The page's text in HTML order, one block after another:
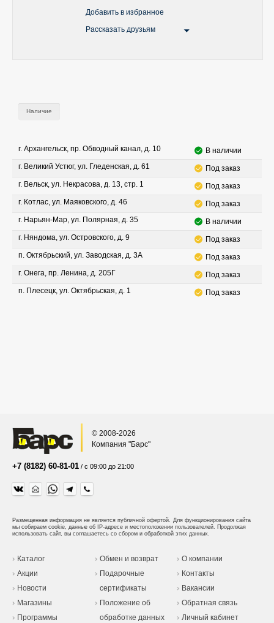
Добавить в избранное
Рассказать друзьям
Наличие
г. Архангельск, пр. Обводный канал, д. 10
В наличии
г. Великий Устюг, ул. Гледенская, д. 61
Под заказ
г. Вельск, ул. Некрасова, д. 13, стр. 1
Под заказ
г. Котлас, ул. Маяковского, д. 46
Под заказ
г. Нарьян-Мар, ул. Полярная, д. 35
В наличии
г. Няндома, ул. Островского, д. 9
Под заказ
п. Октябрьский, ул. Заводская, д. 3А
Под заказ
г. Онега, пр. Ленина, д. 205Г
Под заказ
п. Плесецк, ул. Октябрьская, д. 1
Под заказ
© 2008-2026
Компания "Барс"
+7 (8182) 60-81-01 / с 09:00 до 21:00
Размещенная информация не является публичной офертой. Для функционирования сайта
мы собираем cookie, данные об IP-адресе и местоположении пользователей. Продолжая
использовать сайт, вы соглашаетесь со сбором и обработкой этих данных.
Каталог
Акции
Новости
Магазины
Программы
Обмен и возврат
Подарочные
сертификаты
Положение об
обработке данных
О компании
Контакты
Вакансии
Обратная связь
Личный кабинет